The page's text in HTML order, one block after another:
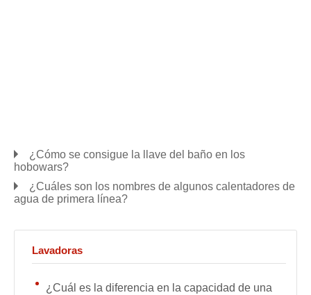
¿Cómo se consigue la llave del baño en los
hobowars?
¿Cuáles son los nombres de algunos calentadores de
agua de primera línea?
Lavadoras
¿Cuál es la diferencia en la capacidad de una